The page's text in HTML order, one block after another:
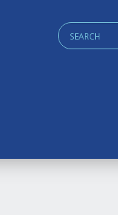
Cerca: